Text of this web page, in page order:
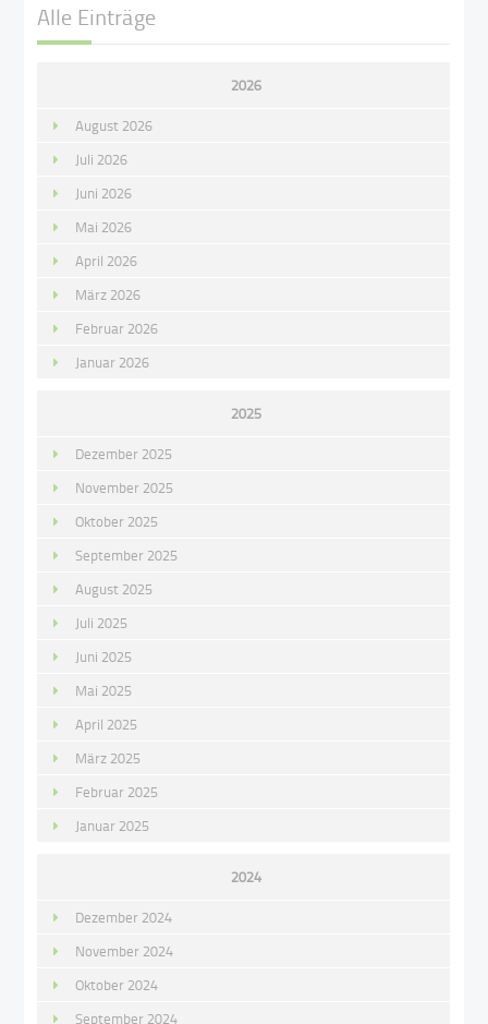
Alle Einträge
2026
August 2026
Juli 2026
Juni 2026
Mai 2026
April 2026
März 2026
Februar 2026
Januar 2026
2025
Dezember 2025
November 2025
Oktober 2025
September 2025
August 2025
Juli 2025
Juni 2025
Mai 2025
April 2025
März 2025
Februar 2025
Januar 2025
2024
Dezember 2024
November 2024
Oktober 2024
September 2024